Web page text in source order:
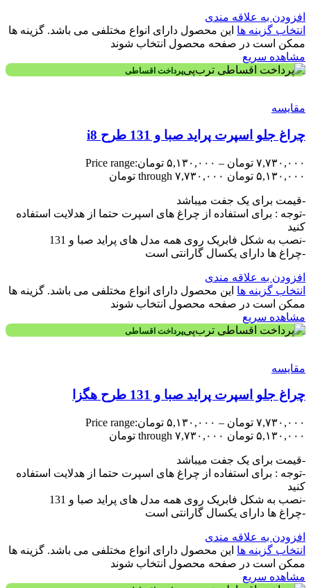
افزودن به علاقه مندی
انتخاب گزینه ها این محصول دارای انواع مختلفی می باشد. گزینه ها
ممکن است در صفحه محصول انتخاب شوند
مشاهده سریع
پرداخت اقساطی
مقایسه
چراغ جلو اسپرت پراید صبا و 131 طرح i8
۷,۷۳۰,۰۰۰ تومان – ۵,۱۳۰,۰۰۰ تومانPrice range:
۵,۱۳۰,۰۰۰ تومان through ۷,۷۳۰,۰۰۰ تومان
-قیمت برای یک جفت میباشد
-توجه : برای استفاده از چراغ های اسپرت حتما از هدلایت استفاده
کنید
-نصب به شکل فابریک روی همه مدل های پراید صبا و 131
-چراغ ها دارای یکسال گارانتی است
افزودن به علاقه مندی
انتخاب گزینه ها این محصول دارای انواع مختلفی می باشد. گزینه ها
ممکن است در صفحه محصول انتخاب شوند
مشاهده سریع
پرداخت اقساطی
مقایسه
چراغ جلو اسپرت پراید صبا و 131 طرح هگزا
۷,۷۳۰,۰۰۰ تومان – ۵,۱۳۰,۰۰۰ تومانPrice range:
۵,۱۳۰,۰۰۰ تومان through ۷,۷۳۰,۰۰۰ تومان
-قیمت برای یک جفت میباشد
-توجه : برای استفاده از چراغ های اسپرت حتما از هدلایت استفاده
کنید
-نصب به شکل فابریک روی همه مدل های پراید صبا و 131
-چراغ ها دارای یکسال گارانتی است
افزودن به علاقه مندی
انتخاب گزینه ها این محصول دارای انواع مختلفی می باشد. گزینه ها
ممکن است در صفحه محصول انتخاب شوند
مشاهده سریع